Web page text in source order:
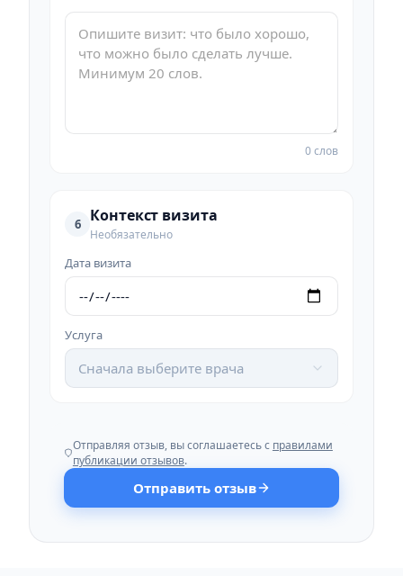
0 слов
6 Контекст визита
Необязательно
Дата визита
Услуга
Сначала выберите врача
Отправляя отзыв, вы соглашаетесь с правилами
публикации отзывов.
Отправить отзыв